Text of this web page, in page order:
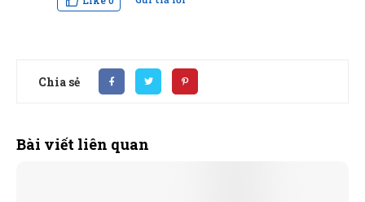
Chia sẻ
Bài viết liên quan